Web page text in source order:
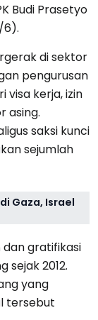
Budi Prasetyo
6).
di sektor
pengurusan
visa kerja, izin
asing.
saksi kunci
sejumlah
Gaza, Israel
gratifikasi
sejak 2012.
yang
tersebut